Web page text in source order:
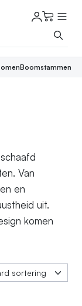
Boomstammen
Van
en
uit.
komen